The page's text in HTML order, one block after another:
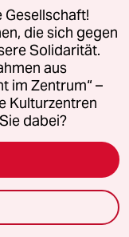
frei Haus
einloggen
die sich gegen
Solidarität.
aus
im Zentrum“ –
Kulturzentren
dabei?